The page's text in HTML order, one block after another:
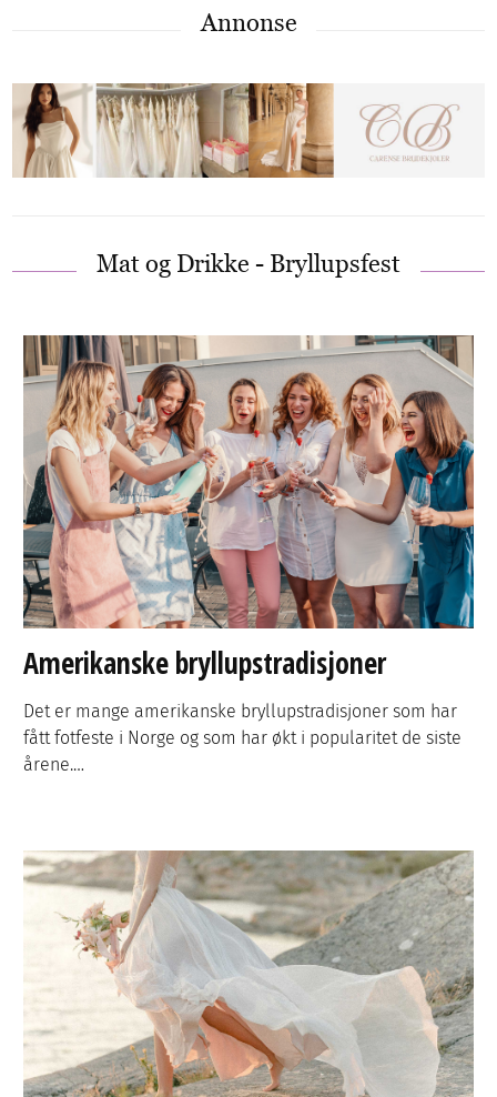
Annonse
Mat og Drikke - Bryllupsfest
Amerikanske bryllupstradisjoner
Det er mange amerikanske bryllupstradisjoner som har
fått fotfeste i Norge og som har økt i popularitet de siste
årene.…